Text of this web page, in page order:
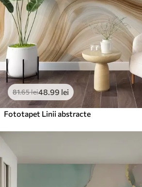
81.65lei48.99 lei
Fototapet Linii abstracte